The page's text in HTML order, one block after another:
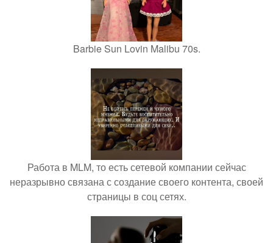
Barbie Sun Lovin Malibu 70s.
Работа в MLM, то есть сетевой компании сейчас
неразрывно связана с создание своего контента, своей
страницы в соц сетях.